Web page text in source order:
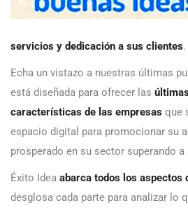
servicios y dedicación a sus clientes.
Echa un vistazo a nuestras últimas
está diseñada para ofrecer las
características de las empresas que
espacio digital para promocionar su
prosperado en su sector superando
Éxito Idea abarca todos los aspectos
desglosa cada parte para analizar lo